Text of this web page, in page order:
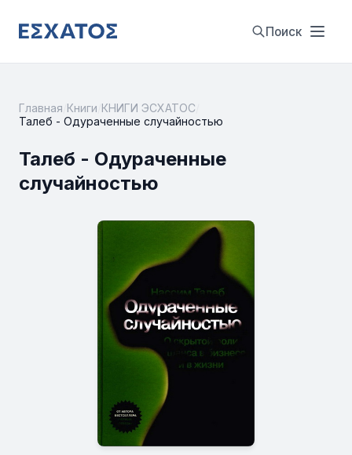
Поиск
Главная Книги КНИГИ ЭСХАТОС
Талеб - Одураченные случайностью
Талеб - Одураченные
случайностью